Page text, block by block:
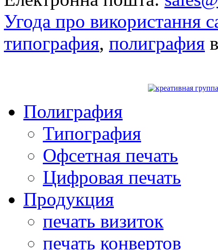
Угода про використання
типография, полиграфия
Полиграфия
Типография
Офсетная печать
Цифровая печать
Продукция
печать визиток
печать конвертов